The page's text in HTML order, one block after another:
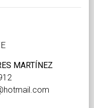
MARTÍNEZ